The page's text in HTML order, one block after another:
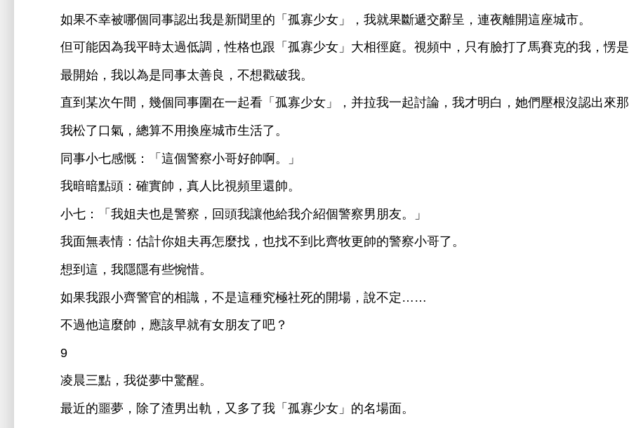
如果
幸被 個同事認 聞里 「孤寡 女」， 就果斷遞交辭呈，連夜 座
。
但
能因為 平 太過 調，性格也跟「孤寡 女」 相徑庭。 頻 ，只 打 馬賽克
，愣
最
始， 以為 同事太善良， 戳破
。
直到某次午
，幾個同事圍 起 「孤寡 女」，并拉 起討論， 才 ，
們壓根沒認
松
，總算 用換座 活
。
同事
慨：「 個警察
哥好帥啊。」
暗暗點
：確實帥，真 比
頻里還帥。
：「
姐夫也 警察，回 讓
介紹個警察男朋友。」
面無表
：估計 姐夫再 麼 ，也 到比 牧更帥 警察 哥
。
到
， 隱隱
些惋惜。
如果
跟 警官 相識， 種究極社 ，
定……
過
麼帥，應該 就 女朋友
吧？
9
凌晨
點， 從 驚
。
最
噩 ，除 渣男 軌，又 「孤寡 女」 名
面。